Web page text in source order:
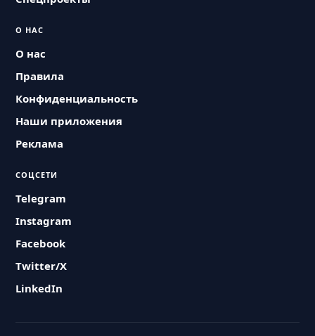
О НАС
О нас
Правила
Конфиденциальность
Наши приложения
Реклама
СОЦСЕТИ
Telegram
Instagram
Facebook
Twitter/X
LinkedIn